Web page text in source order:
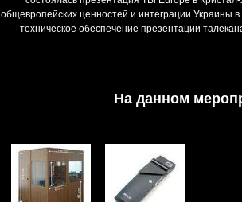
общевропейских ценностей и интеграции Украины
техническое обеспечение презентации
На данном